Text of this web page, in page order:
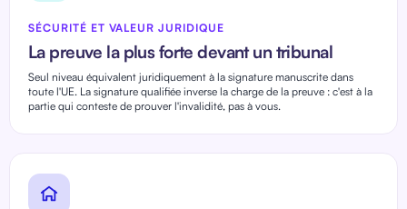
SÉCURITÉ ET VALEUR JURIDIQUE
La preuve la plus forte devant un tribunal
Seul niveau équivalent juridiquement à la signature manuscrite dans
toute l'UE. La signature qualifiée inverse la charge de la preuve : c'est à la
partie qui conteste de prouver l'invalidité, pas à vous.